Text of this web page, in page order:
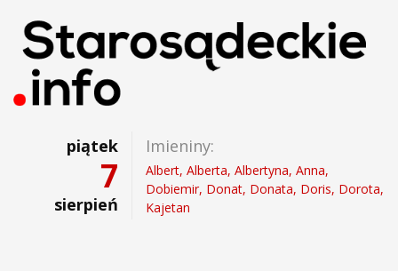
piątek
7
sierpień
Imieniny:
Albert, Alberta, Albertyna, Anna,
Dobiemir, Donat, Donata, Doris, Dorota,
Kajetan